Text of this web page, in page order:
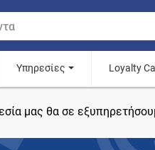
Υπηρεσίες Loyalty
μας θα σε